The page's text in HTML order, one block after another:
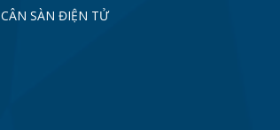
CÂN SÀN ĐIỆN TỬ